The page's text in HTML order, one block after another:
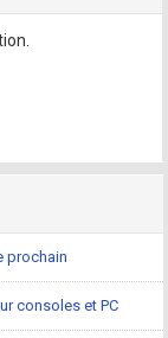
prochain
consoles et PC